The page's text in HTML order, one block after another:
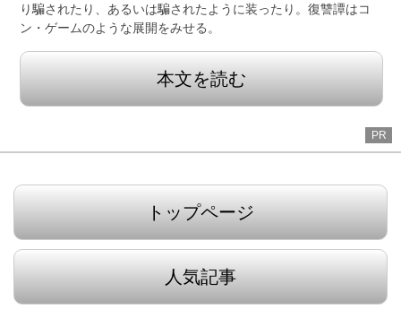
り騙されたり、あるいは騙されたように装ったり。復讐譚はコ
ン・ゲームのような展開をみせる。
本文を読む
PR
トップページ
人気記事